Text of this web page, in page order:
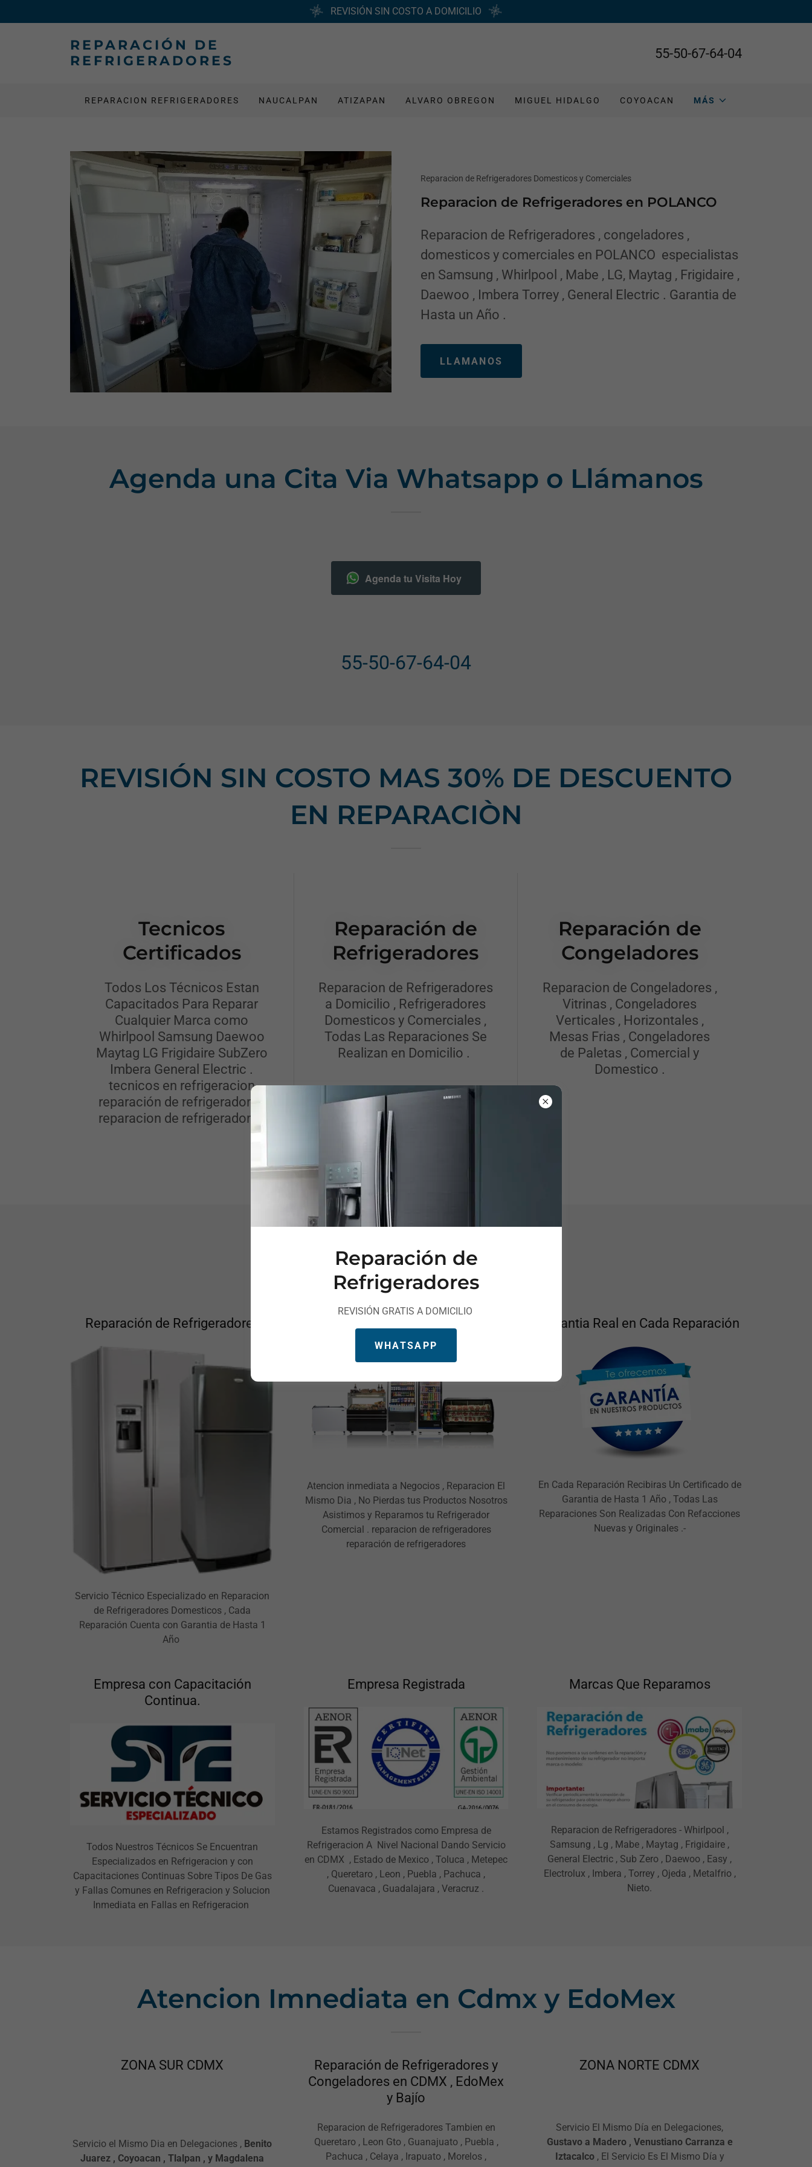
REVISIÓN SIN COSTO A DOMICILIO
REPARACIÓN DE
REFRIGERADORES
55-50-67-64-04
REPARACION REFRIGERADORES NAUCALPAN ATIZAPAN ALVARO OBREGON MIGUEL HIDALGO COYOACAN MÁS
Reparacion de Refrigeradores Domesticos y Comerciales
Reparacion de Refrigeradores en POLANCO
Reparacion de Refrigeradores , congeladores ,
domesticos y comerciales en POLANCO especialistas
en Samsung , Whirlpool , Mabe , LG, Maytag , Frigidaire ,
Daewoo , Imbera Torrey , General Electric . Garantia de
Hasta un Año .
LLAMANOS
Agenda una Cita Via Whatsapp o Llámanos
Agenda tu Visita Hoy
55-50-67-64-04
REVISIÓN SIN COSTO MAS 30% DE DESCUENTO
EN REPARACIÒN
Tecnicos
Certificados
Todos Los Técnicos Estan
Capacitados Para Reparar
Cualquier Marca como
Whirlpool Samsung Daewoo
Maytag LG Frigidaire SubZero
Imbera General Electric .
tecnicos en refrigeracion
reparación de refrigeradores
reparacion de refrigeradores
Reparación de
Refrigeradores
Reparacion de Refrigeradores
a Domicilio , Refrigeradores
Domesticos y Comerciales ,
Todas Las Reparaciones Se
Realizan en Domicilio .
Reparación de
Congeladores
Reparacion de Congeladores ,
Vitrinas , Congeladores
Verticales , Horizontales ,
Mesas Frias , Congeladores
de Paletas , Comercial y
Domestico .
POLANCO
Reparación de Refrigeradores
Servicio Técnico Especializado en Reparacion
de Refrigeradores Domesticos , Cada
Reparación Cuenta con Garantia de Hasta 1
Año
Comerciales
Atencion inmediata a Negocios , Reparacion El
Mismo Dia , No Pierdas tus Productos Nosotros
Asistimos y Reparamos tu Refrigerador
Comercial . reparacion de refrigeradores
reparación de refrigeradores
Garantia Real en Cada Reparación
En Cada Reparación Recibiras Un Certificado de
Garantia de Hasta 1 Año , Todas Las
Reparaciones Son Realizadas Con Refacciones
Nuevas y Originales .-
Empresa con Capacitación
Continua.
Todos Nuestros Técnicos Se Encuentran
Especializados en Refrigeracion y con
Capacitaciones Continuas Sobre Tipos De Gas
y Fallas Comunes en Refrigeracion y Solucion
Inmediata en Fallas en Refrigeracion
Empresa Registrada
Estamos Registrados como Empresa de
Refrigeracion A Nivel Nacional Dando Servicio
en CDMX , Estado de Mexico , Toluca , Metepec
, Queretaro , Leon , Puebla , Pachuca ,
Cuenavaca , Guadalajara , Veracruz .
Marcas Que Reparamos
Reparacion de Refrigeradores - Whirlpool ,
Samsung , Lg , Mabe , Maytag , Frigidaire ,
General Electric , Sub Zero , Daewoo , Easy ,
Electrolux , Imbera , Torrey , Ojeda , Metalfrio ,
Nieto.
Atencion Imnediata en Cdmx y EdoMex
ZONA SUR CDMX
Servicio el Mismo Dia en Delegaciones , Benito
Juarez , Coyoacan , Tlalpan , y Magdalena
Reparación de Refrigeradores y
Congeladores en CDMX , EdoMex
y Bajío
Reparacion de Refrigeradores Tambien en
Queretaro , Leon Gto , Guanajuato , Puebla ,
Pachuca , Celaya , Irapuato , Morelos ,
ZONA NORTE CDMX
Servicio El Mismo Día en Delegaciones,
Gustavo a Madero , Venustiano Carranza e
Iztacalco, El Servicio Es El Mismo Día y
Reparación de
Refrigeradores
REVISIÓN GRATIS A DOMICILIO
WHATSAPP